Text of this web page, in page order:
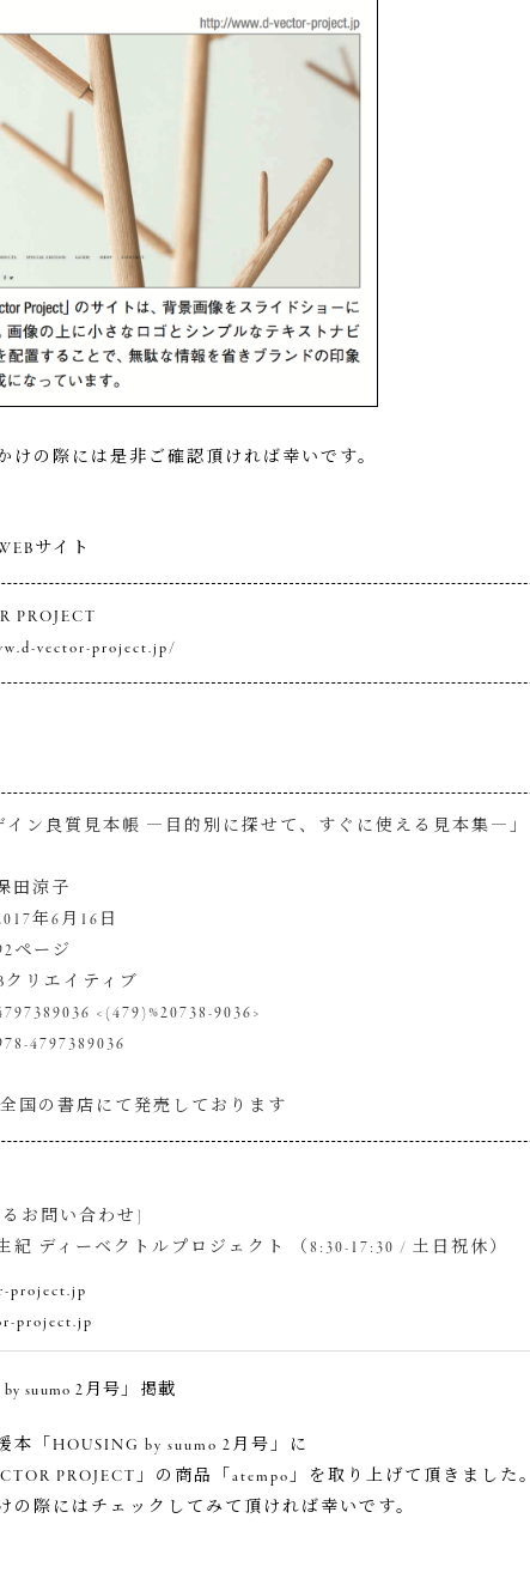
けの際には是非ご確認頂ければ幸いです。
サイト
PROJECT
vector-project.jp/
イン良質見本帳 ―目的別に探せて、すぐに使える見本集―」
田涼子
年6月16日
ページ
クリエイティブ
<(479)%20738-9036>
4797389036
国の書店にて発売しております
お問い合わせ]
紀 ディーベクトルプロジェクト （8:30-17:30 / 土日祝休）
project.jp
project.jp
suumo 2月号」掲載
本「HOUSING by suumo 2月号」に
PROJECT」の商品「atempo」を取り上げて頂きました。
の際にはチェックしてみて頂ければ幸いです。